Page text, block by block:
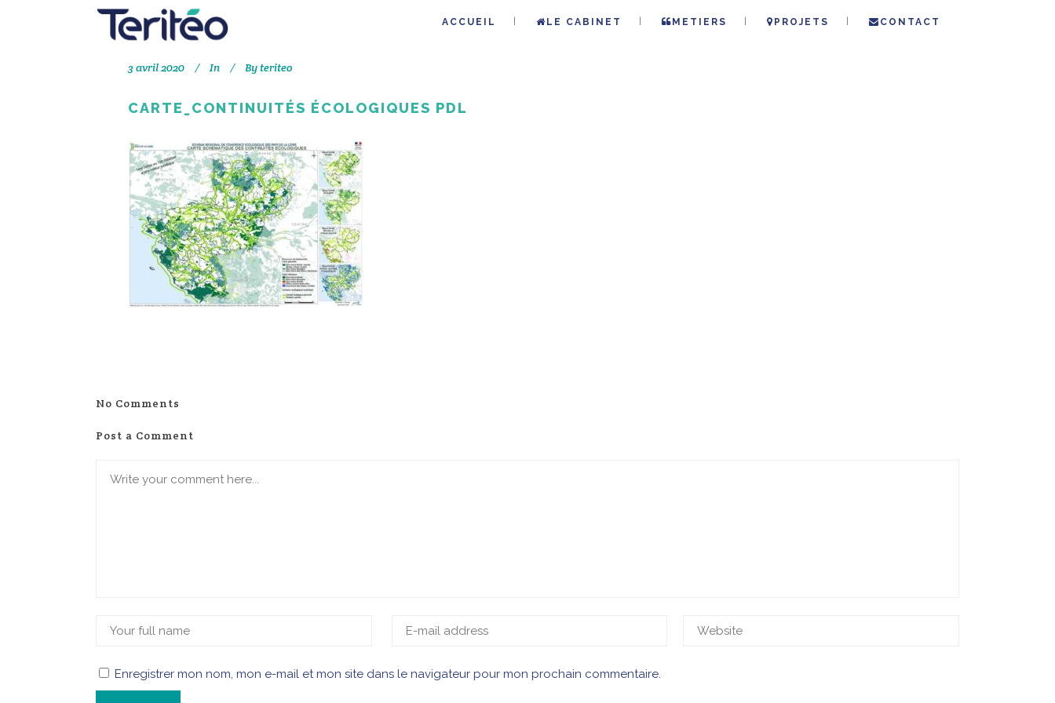
ACCUEIL LE CABINET METIERS PROJETS CONTACT
3 avril 2020 In Byteriteo
CARTE_CONTINUITÉS ÉCOLOGIQUES PDL
No Comments
Post a Comment
Enregistrer mon nom, mon e-mail et mon site dans le navigateur pour mon prochain commentaire.